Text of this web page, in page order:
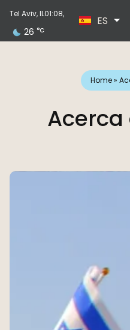
Tel Aviv, IL01:08,
26 °C
ESDE
Home»
Acerca